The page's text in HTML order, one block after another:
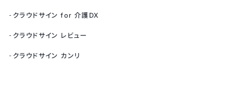
クラウドサイン for 介護DX
クラウドサイン レビュー
クラウドサイン カンリ